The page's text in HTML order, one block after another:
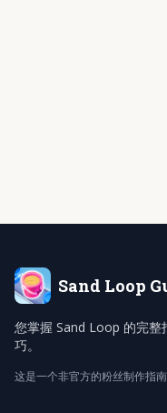
Sand Loop
您掌握 Sand Loop 的完整
巧。
这是一个非官方的粉丝制作指